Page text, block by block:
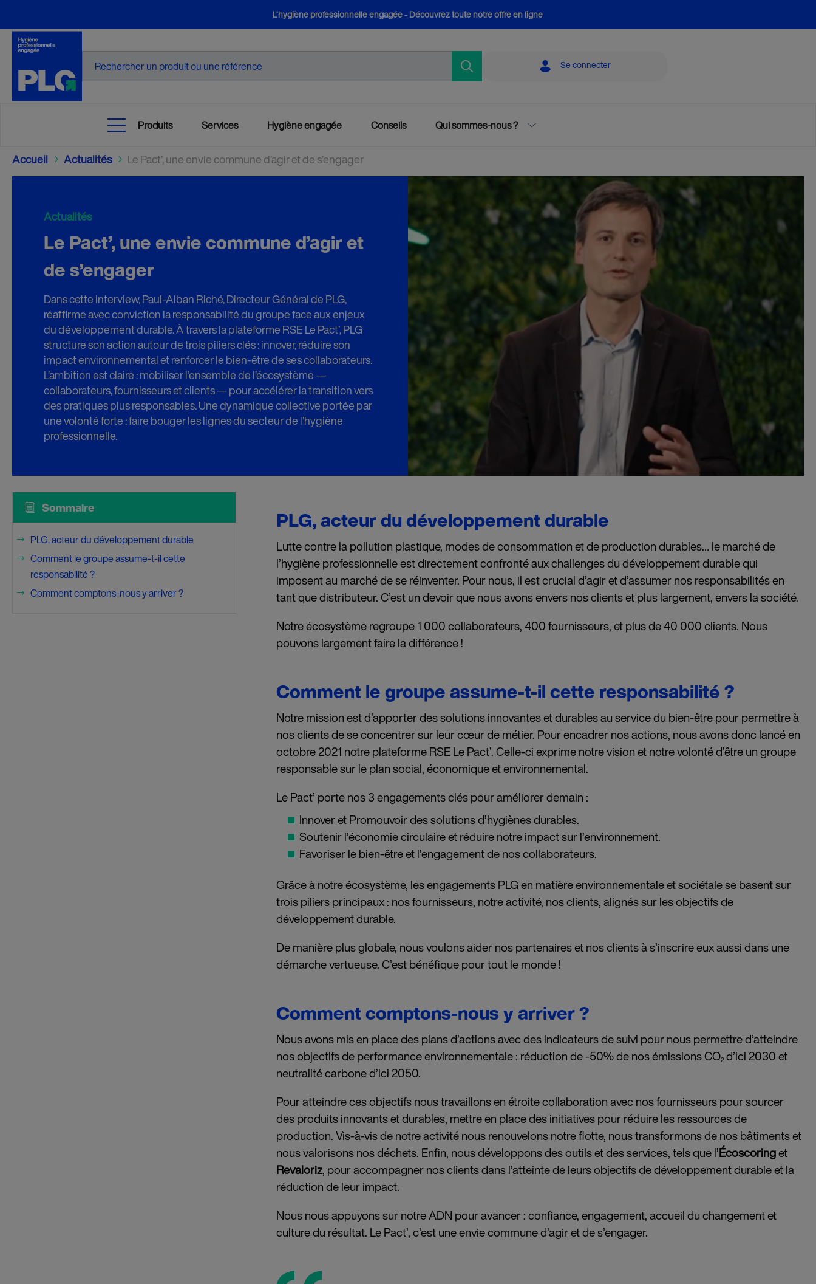
L’hygiène professionnelle engagée - Découvrez toute notre offre en ligne
Recherche Se connecter
Produits Services Hygiène engagée Conseils Qui sommes-nous ?
Accueil 5 Actualités 5 Le Pact’, une envie commune d’agir et de s’engager
Actualités
Le Pact’, une envie commune d’agir et
de s’engager
Dans cette interview, Paul-Alban Riché, Directeur Général de PLG,
réaffirme avec conviction la responsabilité du groupe face aux enjeux
du développement durable. À travers la plateforme RSE Le Pact’, PLG
structure son action autour de trois piliers clés : innover, réduire son
impact environnemental et renforcer le bien-être de ses collaborateurs.
L’ambition est claire : mobiliser l’ensemble de l’écosystème —
collaborateurs, fournisseurs et clients — pour accélérer la transition vers
des pratiques plus responsables. Une dynamique collective portée par
une volonté forte : faire bouger les lignes du secteur de l’hygiène
professionnelle.
i Sommaire
$ PLG, acteur du développement durable
$
Comment le groupe assume-t-il cette
responsabilité ?
$ Comment comptons-nous y arriver ?
PLG, acteur du développement durable
Lutte contre la pollution plastique, modes de consommation et de production durables… le marché de
l’hygiène professionnelle est directement confronté aux challenges du développement durable qui
imposent au marché de se réinventer. Pour nous, il est crucial d’agir et d’assumer nos responsabilités en
tant que distributeur. C’est un devoir que nous avons envers nos clients et plus largement, envers la société.
Notre écosystème regroupe 1 000 collaborateurs, 400 fournisseurs, et plus de 40 000 clients. Nous
pouvons largement faire la différence !
Comment le groupe assume-t-il cette responsabilité ?
Notre mission est d’apporter des solutions innovantes et durables au service du bien-être pour permettre à
nos clients de se concentrer sur leur cœur de métier. Pour encadrer nos actions, nous avons donc lancé en
octobre 2021 notre plateforme RSE Le Pact’. Celle-ci exprime notre vision et notre volonté d’être un groupe
responsable sur le plan social, économique et environnemental.
Le Pact’ porte nos 3 engagements clés pour améliorer demain :
Innover et Promouvoir des solutions d’hygiènes durables.
Soutenir l’économie circulaire et réduire notre impact sur l’environnement.
Favoriser le bien-être et l’engagement de nos collaborateurs.
Grâce à notre écosystème, les engagements PLG en matière environnementale et sociétale se basent sur
trois piliers principaux : nos fournisseurs, notre activité, nos clients, alignés sur les objectifs de
développement durable.
De manière plus globale, nous voulons aider nos partenaires et nos clients à s’inscrire eux aussi dans une
démarche vertueuse. C’est bénéfique pour tout le monde !
Comment comptons-nous y arriver ?
Nous avons mis en place des plans d’actions avec des indicateurs de suivi pour nous permettre d’atteindre
nos objectifs de performance environnementale : réduction de -50% de nos émissions CO2d’ici 2030 et
neutralité carbone d’ici 2050.
Pour atteindre ces objectifs nous travaillons en étroite collaboration avec nos fournisseurs pour sourcer
des produits innovants et durables, mettre en place des initiatives pour réduire les ressources de
production. Vis-à-vis de notre activité nous renouvelons notre flotte, nous transformons de nos bâtiments et
nous valorisons nos déchets. Enfin, nous développons des outils et des services, tels que l’Écoscoringet
Revaloriz, pour accompagner nos clients dans l’atteinte de leurs objectifs de développement durable et la
réduction de leur impact.
Nous nous appuyons sur notre ADN pour avancer : confiance, engagement, accueil du changement et
culture du résultat. Le Pact’, c’est une envie commune d’agir et de s’engager.